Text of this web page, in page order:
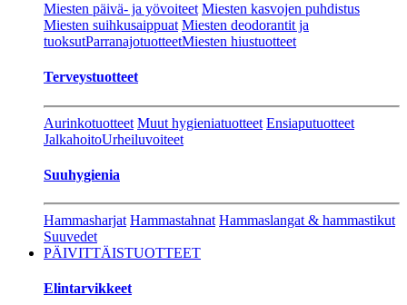
Miesten päivä- ja yövoiteet Miesten kasvojen puhdistus
Miesten suihkusaippuat Miesten deodorantit ja
tuoksutParranajotuotteetMiesten hiustuotteet
Terveystuotteet
Aurinkotuotteet Muut hygieniatuotteet Ensiaputuotteet
JalkahoitoUrheiluvoiteet
Suuhygienia
Hammasharjat Hammastahnat Hammaslangat & hammastikut
Suuvedet
PÄIVITTÄISTUOTTEET
Elintarvikkeet